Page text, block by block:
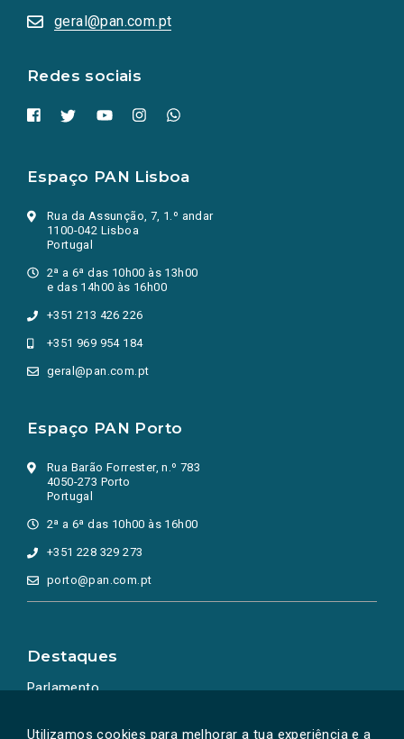
Utilizamos cookies para melhorar a tua experiência e a
geral@pan.com.pt
Redes sociais
numa
nova
Espaço PAN Lisboa
Rua da Assunção, 7, 1.º andar
1100-042 Lisboa
Portugal
2ª a 6ª das 10h00 às 13h00
e das 14h00 às 16h00
+351 213 426 226
+351 969 954 184
geral@pan.com.pt
Espaço PAN Porto
Rua Barão Forrester, n.º 783
4050-273 Porto
Portugal
2ª a 6ª das 10h00 às 16h00
+351 228 329 273
porto@pan.com.pt
Destaques
Parlamento